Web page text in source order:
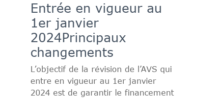
Entrée en vigueur au
1er janvier
2024Principaux
changements
L’objectif de la révision de l’AVS qui
entre en vigueur au 1er janvier
2024 est de garantir le financement